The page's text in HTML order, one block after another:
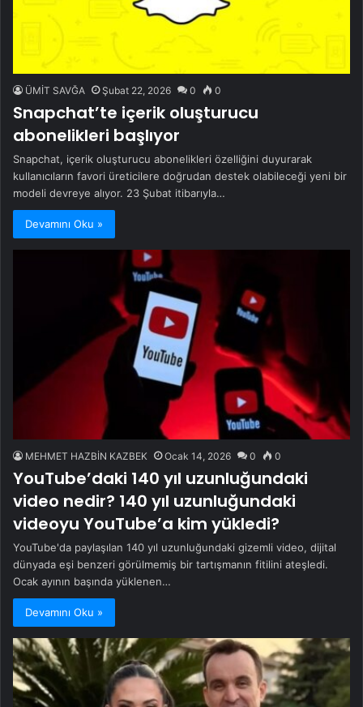
ÜMİT SAVĞA Şubat 22, 2026 0 0
Snapchat’te içerik oluşturucu
abonelikleri başlıyor
Snapchat, içerik oluşturucu abonelikleri özelliğini duyurarak
kullanıcıların favori üreticilere doğrudan destek olabileceği yeni bir
modeli devreye alıyor. 23 Şubat itibarıyla…
Devamını Oku »
MEHMET HAZBİN KAZBEK Ocak 14, 2026 0 0
YouTube’daki 140 yıl uzunluğundaki
video nedir? 140 yıl uzunluğundaki
videoyu YouTube’a kim yükledi?
YouTube'da paylaşılan 140 yıl uzunluğundaki gizemli video, dijital
dünyada eşi benzeri görülmemiş bir tartışmanın fitilini ateşledi.
Ocak ayının başında yüklenen…
Devamını Oku »